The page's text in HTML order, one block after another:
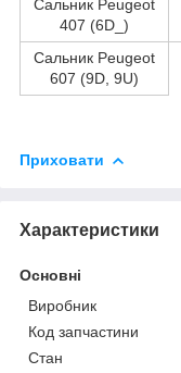
Сальник Peugeot
407 (6D_)
Сальник Peugeot
607 (9D, 9U)
Приховати
Характеристики
Основні
Виробник
Код запчастини
Стан